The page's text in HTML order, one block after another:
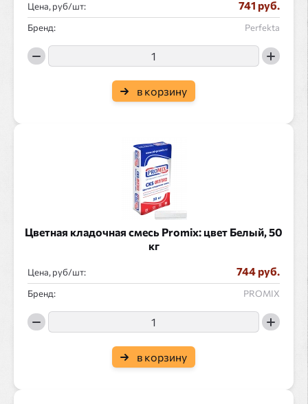
Цена, руб/ : 741 руб.
Бренд: Perfekta
в корзину
Цветная кладочная смесь Promix: цвет Белый, 50
кг
Цена, руб/ : 744 руб.
Бренд: PROMIX
в корзину